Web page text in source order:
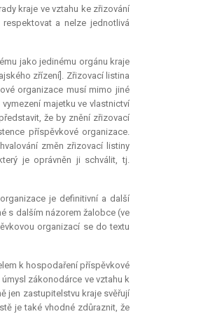
kraje ve vztahu ke zřizování
a nelze jednotlivá
jako jedinému orgánu kraje
zřízení]. Zřizovací listina
organizace musí mimo jiné
majetku ve vlastnictví
že by znění zřizovací
příspěvkové organizace.
změn zřizovací listiny
je oprávněn ji schválit, tj.
je definitivní a další
s dalším názorem žalobce (ve
organizací se do textu
k hospodaření příspěvkové
zákonodárce ve vztahu k
jen zastupitelstvu kraje svěřují
je také vhodné zdůraznit, že